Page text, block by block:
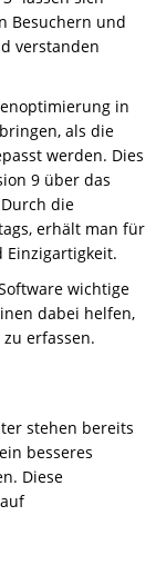
Besuchern und
verstanden
in
als die
werden. Dies
9 über das
die
erhält man für
Einzigartigkeit.
wichtige
dabei helfen,
erfassen.
stehen bereits
besseres
Diese